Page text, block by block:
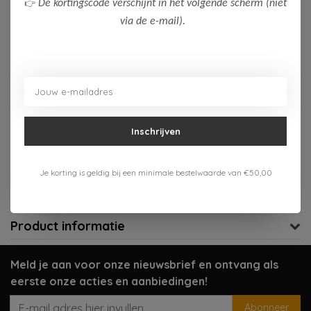
Aan verlanglijst toevoegen
Verzenden 1-3 werkdagen
Product informatie
Meld je aan voor onze nieuwsbrief en ontvang als
eerste onze acties en aanbiedingen!
Abonneer
👉 De kortingscode verschijnt in het volgende scherm (niet
via de e-mail).
Inschrijven
Je korting is geldig bij een minimale bestelwaarde van €50,00